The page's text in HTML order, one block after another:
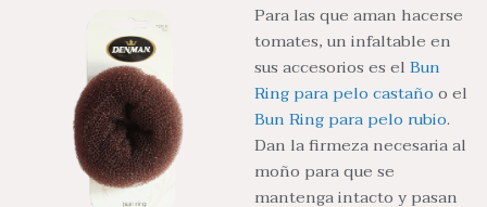
Para las que aman hacerse
tomates, un infaltable en
sus accesorios es elBun
Ring para pelo castañoo el
Bun Ring para pelo rubio.
Dan la firmeza necesaria al
moño para que se
mantenga intacto y pasan